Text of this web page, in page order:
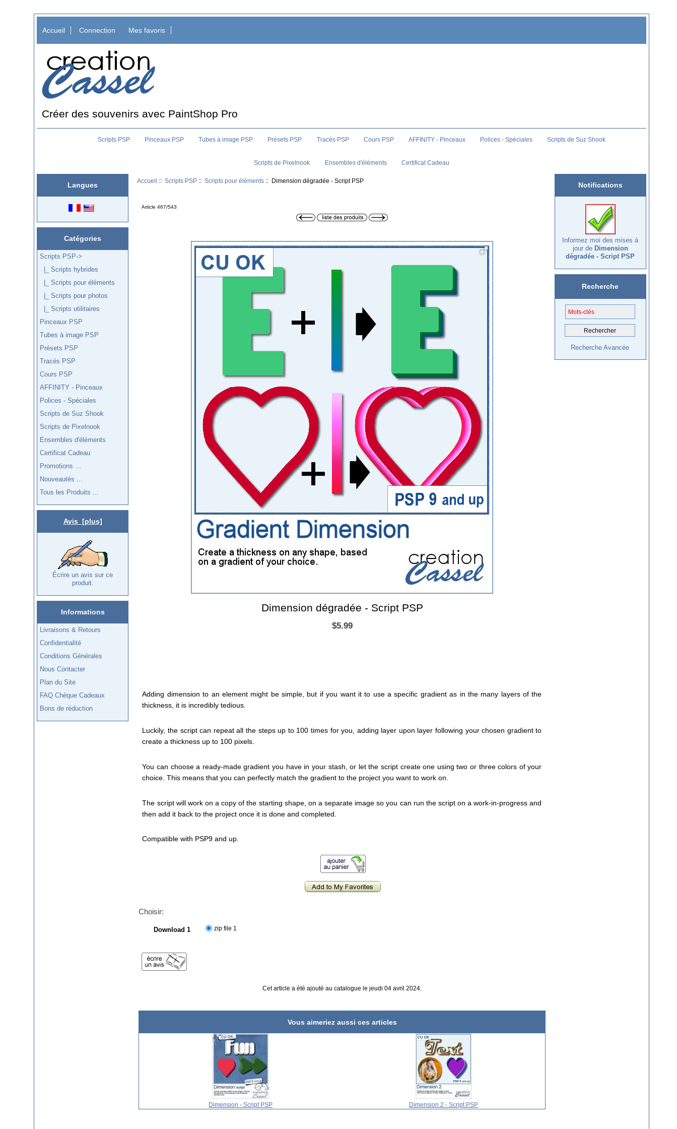
Accueil Connection Mes favoris
Créer des souvenirs avec PaintShop Pro
Scripts PSP Pinceaux PSP Tubes à image PSP Présets PSP Tracés PSP Cours PSP AFFINITY - Pinceaux Polices - Spéciales Scripts de Suz Shook
Scripts de Pixelnook Ensembles d'éléments Certificat Cadeau
Langues
Catégories
Scripts PSP->
|_ Scripts hybrides
|_ Scripts pour éléments
|_ Scripts pour photos
|_ Scripts utilitaires
Pinceaux PSP
Tubes à image PSP
Présets PSP
Tracés PSP
Cours PSP
AFFINITY - Pinceaux
Polices - Spéciales
Scripts de Suz Shook
Scripts de Pixelnook
Ensembles d'éléments
Certificat Cadeau
Promotions ...
Nouveautés ...
Tous les Produits ...
Avis [plus]
Écrire un avis sur ce
produit.
Informations
Livraisons & Retours
Confidentialité
Conditions Générales
Nous Contacter
Plan du Site
FAQ Chèque Cadeaux
Bons de réduction
Accueil :: Scripts PSP :: Scripts pour éléments :: Dimension dégradée - Script PSP
Article 467/543
Dimension dégradée - Script PSP
$5.99
Adding dimension to an element might be simple, but if you want it to use a specific gradient as in the many layers of the
thickness, it is incredibly tedious.
Luckily, the script can repeat all the steps up to 100 times for you, adding layer upon layer following your chosen gradient to
create a thickness up to 100 pixels.
You can choose a ready-made gradient you have in your stash, or let the script create one using two or three colors of your
choice. This means that you can perfectly match the gradient to the project you want to work on.
The script will work on a copy of the starting shape, on a separate image so you can run the script on a work-in-progress and
then add it back to the project once it is done and completed.
Compatible with PSP9 and up.
Choisir:
Download 1 zip file 1
Cet article a été ajouté au catalogue le jeudi 04 avril 2024.
Vous aimeriez aussi ces articles
Dimension - Script PSP Dimension 2 - Script PSP
Notifications
Informez moi des mises à
jour de Dimension
dégradée - Script PSP
Recherche
Recherche Avancée